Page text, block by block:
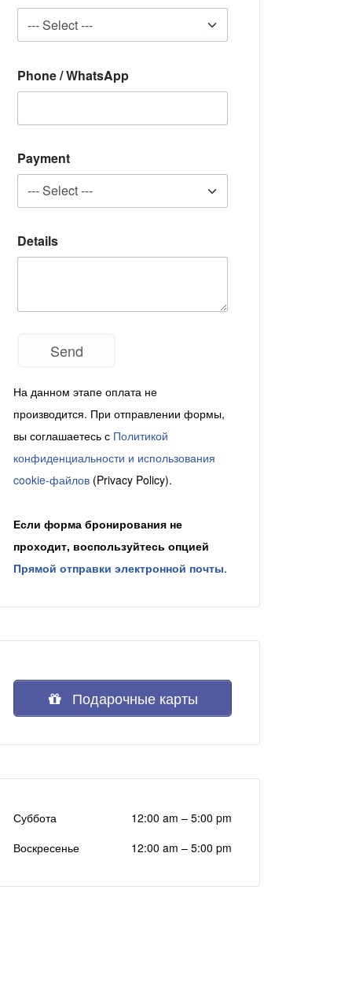
Phone / WhatsApp
Payment
Details
На данном этапе оплата не
производится. При отправлении формы,
вы соглашаетесь с Политикой
конфиденциальности и использования
cookie-файлов (Privacy Policy).
Если форма бронирования не
проходит, воспользуйтесь опцией
Прямой отправки электронной почты.
Подарочные карты
Суббота 12:00 am – 5:00 pm
Воскресенье
12:00 am – 5:00 pm